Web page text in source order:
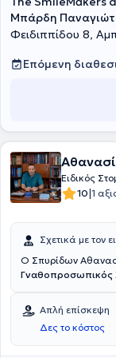
Τέλος, έχει στο
Περιοδικά καθώς
Ανακοινώσεις σε
Μπάρδη
Φειδιππίδου 8,
Επόμενη
Ειδικός
10|1
Σχετικά με τον
Ο Σπυρίδων
Γναθοπροσωπικός
Οδοντιατρικής
στην αντιμετώπιση
κεφαλής και του
Ιατρική Σχολή του
Απλή επίσκεψη
Δες το κόστος